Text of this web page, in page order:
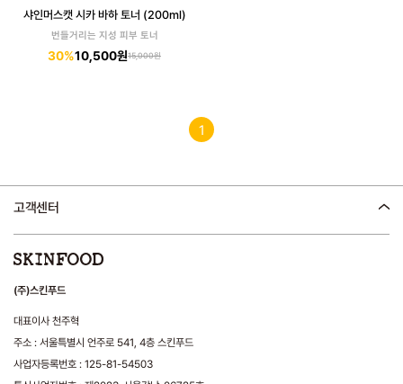
샤인머스캣 시카 바하 토너 (200ml)
번들거리는 지성 피부 토너
30%10,500원15,000원
1
고객센터
(주)스킨푸드
대표이사 천주혁
주소 : 서울특별시 언주로 541, 4층 스킨푸드
사업자등록번호 : 125-81-54503